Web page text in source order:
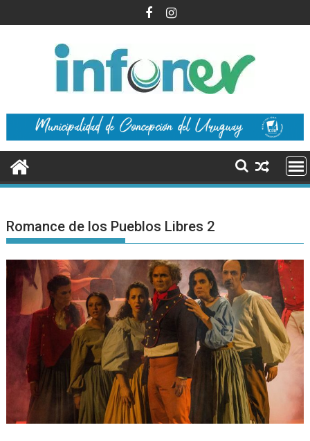
al
Romance de los Pueblos Libres 2